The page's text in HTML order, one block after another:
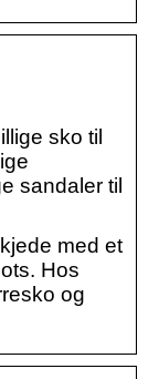
sko til
sandaler til
med et
Hos
og